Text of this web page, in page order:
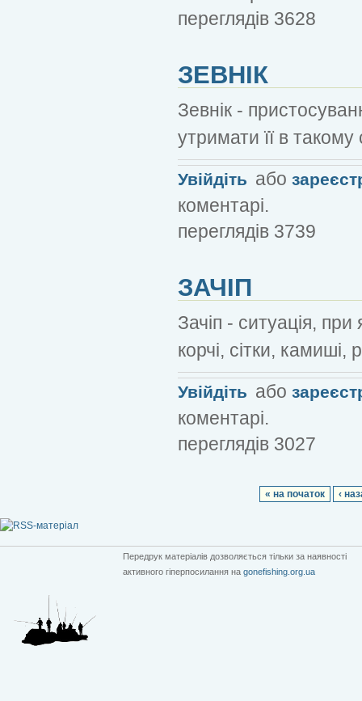
переглядів 3628
ЗЕВНІК
Зевнік -
утримати її в такому
Увійдіть або
коментарі.
переглядів 3739
ЗАЧІП
Зачіп - ситуація,
корчі, сітки, камиші,
Увійдіть або
коментарі.
переглядів 3027
« на початок ‹
Передрук матеріалів дозволяється тільки за наявності
активного гіперпосилання на gonefishing.org.ua